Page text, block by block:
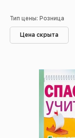
Тип цены: Розница
Цена скрыта